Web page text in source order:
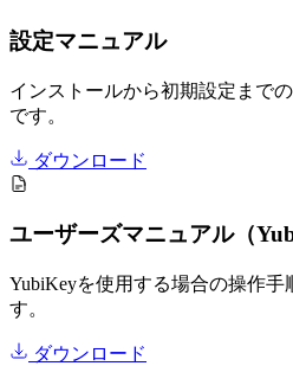
設定マニュアル
インストールから初期設定まで
です。
ダウンロード
ユーザーズマニュアル（
YubiKeyを使用する場合の操作
す。
ダウンロード